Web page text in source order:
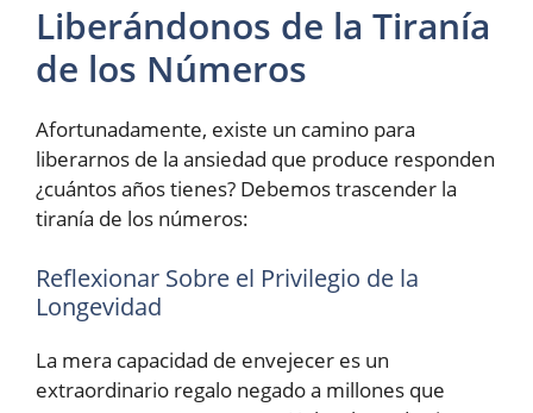
Liberándonos de la Tiranía
de los Números
Afortunadamente, existe un camino para
liberarnos de la ansiedad que produce responden
¿cuántos años tienes? Debemos trascender la
tiranía de los números:
Reflexionar Sobre el Privilegio de la
Longevidad
La mera capacidad de envejecer es un
extraordinario regalo negado a millones que